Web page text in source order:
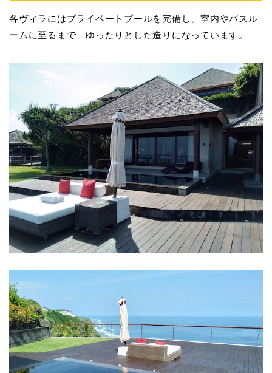
各ヴィラにはプライベートプールを完備し、室内やバスル
ームに至るまで、ゆったりとした造りになっています。